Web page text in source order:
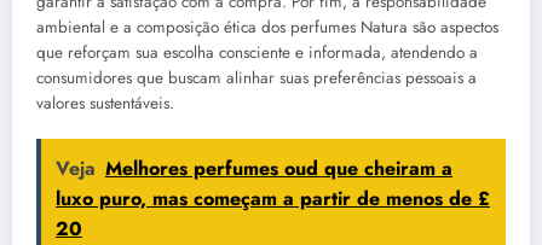
ambiental e a composição ética dos perfumes Natura são aspectos
que reforçam sua escolha consciente e informada, atendendo a
consumidores que buscam alinhar suas preferências pessoais a
valores sustentáveis.
Veja Melhores perfumes oud que cheiram a
luxo puro, mas começam a partir de menos de £
20